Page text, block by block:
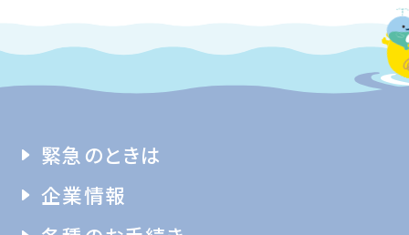
緊急のときは
企業情報